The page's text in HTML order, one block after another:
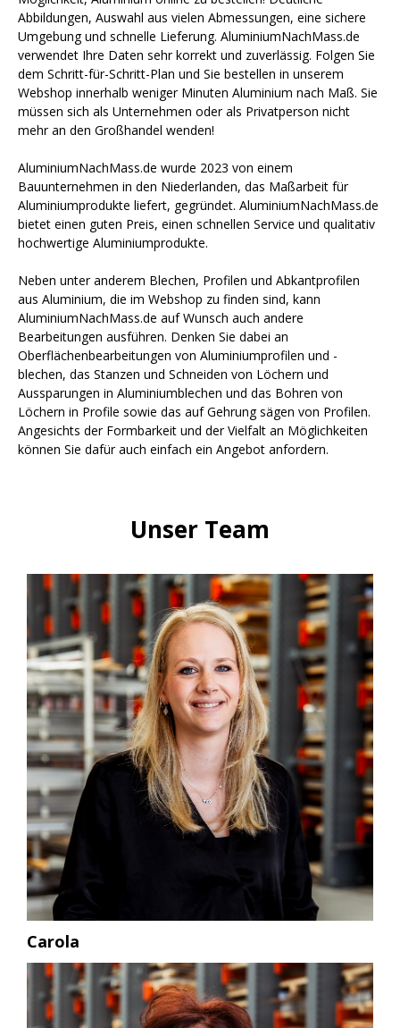
Abbildungen, Auswahl aus vielen Abmessungen, eine sichere
Umgebung und schnelle Lieferung. AluminiumNachMass.de
verwendet Ihre Daten sehr korrekt und zuverlässig. Folgen Sie
dem Schritt-für-Schritt-Plan und Sie bestellen in unserem
Webshop innerhalb weniger Minuten Aluminium nach Maß. Sie
müssen sich als Unternehmen oder als Privatperson nicht
mehr an den Großhandel wenden!
AluminiumNachMass.de wurde 2023 von einem
Bauunternehmen in den Niederlanden, das Maßarbeit für
Aluminiumprodukte liefert, gegründet. AluminiumNachMass.de
bietet einen guten Preis, einen schnellen Service und qualitativ
hochwertige Aluminiumprodukte.
Neben unter anderem Blechen, Profilen und Abkantprofilen
aus Aluminium, die im Webshop zu finden sind, kann
AluminiumNachMass.de auf Wunsch auch andere
Bearbeitungen ausführen. Denken Sie dabei an
Oberflächenbearbeitungen von Aluminiumprofilen und -
blechen, das Stanzen und Schneiden von Löchern und
Aussparungen in Aluminiumblechen und das Bohren von
Löchern in Profile sowie das auf Gehrung sägen von Profilen.
Angesichts der Formbarkeit und der Vielfalt an Möglichkeiten
können Sie dafür auch einfach ein Angebot anfordern.
Unser Team
Carola